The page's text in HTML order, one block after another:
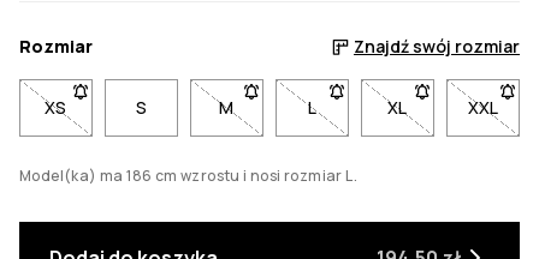
Rozmiar Znajdź swój rozmiar
XS- Rozmiar XS niedostępny. Kliknij, aby otrzymać
S M- Rozmiar M niedostępny. Kliknij, aby
L- Rozmiar L niedostępny.
XL- Rozmiar XL
XXL
-
Model(ka) ma 186 cm wzrostu i nosi rozmiar L.